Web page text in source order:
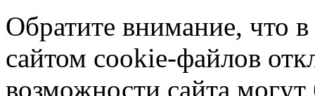
Обратите внимание, что в
сайтом cookie-файлов
возможности сайта